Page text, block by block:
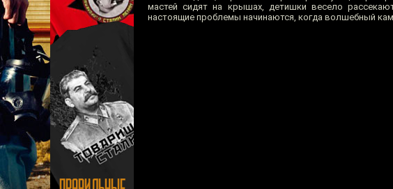
мастей сидят на крышах, детишки весело
настоящие проблемы начинаются, когда волшебный